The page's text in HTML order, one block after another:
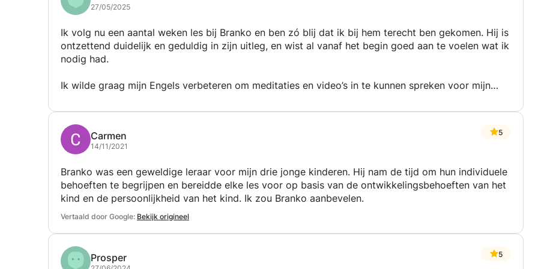
27/05/2025
Ik volg nu een aantal weken les bij Branko en ben zó blij dat ik bij hem terecht ben gekomen. Hij is
ontzettend duidelijk en geduldig in zijn uitleg, en wist al vanaf het begin goed aan te voelen wat ik
nodig had.
Ik wilde graag mijn Engels verbeteren om meditaties en video’s in te kunnen spreken voor mijn
bedoelde. Hij stemt de lessen af op mijn doel, en dat werkt enorm motiverend.
In korte tijd merk ik al veel verschil: ik voel me zekerder, spreek vloeiender en durf nu ook écht
Engels te gebruiken in mijn werk.
Dank je wel Branko, voor je fijne begeleiding en aanstekelijk enthousiasme!
Carmen
14/11/2021
5
Branko was een geweldige leraar voor mijn drie jonge kinderen. Hij nam de tijd om hun individuele
behoeften te begrijpen en bereidde elke les voor op basis van de ontwikkelingsbehoeften van het
kind en de persoonlijkheid van het kind. Ik zou Branko aanbevelen.
Vertaald door Google: Bekijk origineel
Prosper 5